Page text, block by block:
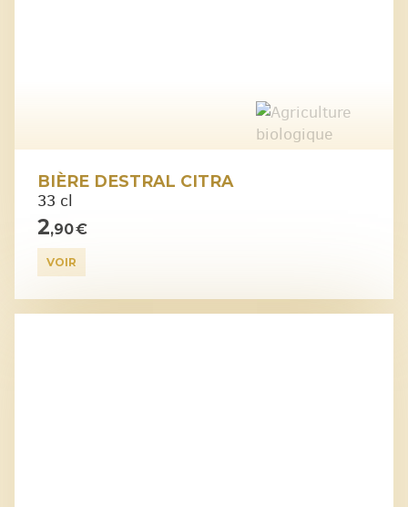
BIÈRE DESTRAL CITRA
33 cl
2,90 €
VOIR